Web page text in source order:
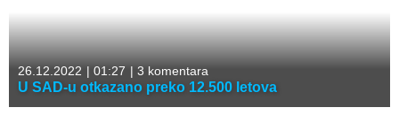
26.12.2022 | 01:27 | 3 komentara
U SAD-u otkazano preko 12.500 letova